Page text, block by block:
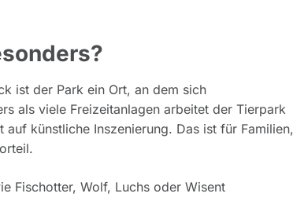
ist der Park ein Ort, an dem sich
als viele Freizeitanlagen arbeitet der Tierpark
künstliche Inszenierung. Das ist für Familien,
Fischotter, Wolf, Luchs oder Wisent